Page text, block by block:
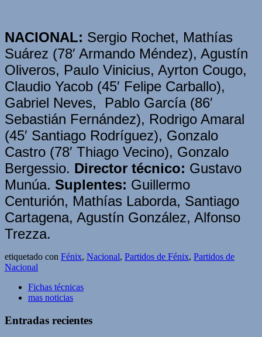
NACIONAL: Sergio Rochet, Mathías
Suárez (78′ Armando Méndez), Agustín
Oliveros, Paulo Vinicius, Ayrton Cougo,
Claudio Yacob (45′ Felipe Carballo),
Gabriel Neves, Pablo García (86′
Sebastián Fernández), Rodrigo Amaral
(45′ Santiago Rodríguez), Gonzalo
Castro (78′ Thiago Vecino), Gonzalo
Bergessio. Director técnico: Gustavo
Munúa. Suplentes: Guillermo
Centurión, Mathías Laborda, Santiago
Cartagena, Agustín González, Alfonso
Trezza.
etiquetado con Fénix, Nacional, Partidos de Fénix, Partidos de
Nacional
Fichas técnicas
mas noticias
Entradas recientes